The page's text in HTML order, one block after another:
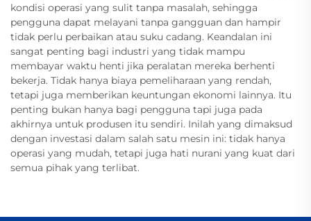
kondisi operasi yang sulit tanpa masalah, sehingga
pengguna dapat melayani tanpa gangguan dan hampir
tidak perlu perbaikan atau suku cadang. Keandalan ini
sangat penting bagi industri yang tidak mampu
membayar waktu henti jika peralatan mereka berhenti
bekerja. Tidak hanya biaya pemeliharaan yang rendah,
tetapi juga memberikan keuntungan ekonomi lainnya. Itu
penting bukan hanya bagi pengguna tapi juga pada
akhirnya untuk produsen itu sendiri. Inilah yang dimaksud
dengan investasi dalam salah satu mesin ini: tidak hanya
operasi yang mudah, tetapi juga hati nurani yang kuat dari
semua pihak yang terlibat.